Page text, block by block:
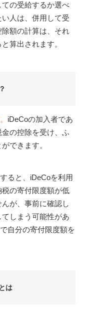
の受給するか選べ
人は、併用して受
額の計算は、それ
算出されます。
iDeCoの加入者であ
の控除を受け、ふ
できます。
ると、iDeCoを利用
の寄付限度額が低
が、事前に確認し
しまう可能性があ
自分の寄付限度額を
は